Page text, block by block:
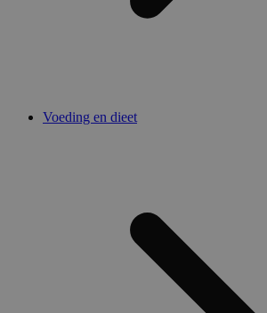
Voeding en dieet